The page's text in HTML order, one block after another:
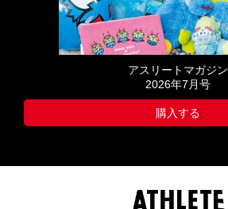
アスリートマガジン
2026年7月号
購入する